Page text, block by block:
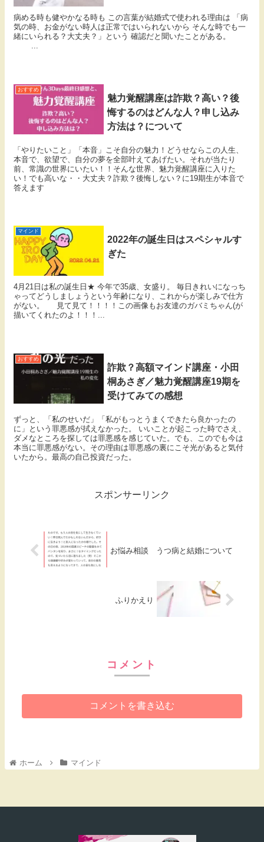
病める時も健やかなる時も この言葉が結婚式で使われる理由は 「病
気の時、お金がない時人は正常ではいられないから そんな時でも一
緒にいられる？大丈夫？」という 確認だと聞いたことがある。
...
おすすめ
魅力覚醒講座は詐欺？高い？後
悔するのはどんな人？申し込み
方法は？について
「やりたいこと」「本音」こそ自分の魅力！どうせならこの人生、
本音で、欲望で、自分の夢を全部叶えてあげたい。それが当たり
前、常識の世界にいたい！！そんな世界、魅力覚醒講座に入りた
い！でも高いな・・大丈夫？詐欺？後悔しない？に19期生が本音で
答えます
マインド
2022年の誕生日はスペシャルす
ぎた
4月21日は私の誕生日★ 今年で35歳、女盛り。 毎日きれいになっち
ゃってどうしましょうという年齢になり、これからが楽しみで仕方
がない。 見て見て！！！！この画像もお友達のガバミちゃん(が
描いてくれたのよ！！！...
おすすめ
詐欺？高額マインド講座・小田
桐あさぎ／魅力覚醒講座19期を
受けてみての感想
ずっと、「私のせいだ」「私がもっとうまくできたら良かったの
に」という罪悪感が拭えなかった。 いいことが起こった時でさえ、
ダメなところを探しては罪悪感を感じていた。でも、このでも今は
本当に罪悪感がない。その理由は罪悪感の裏にこそ光があると気付
いたから。最高の自己投資だった。
スポンサーリンク
お悩み相談 うつ病と結婚について
ふりかえり
コメント
コメントを書き込む
ホーム マインド